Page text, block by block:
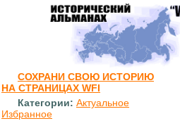
СОХРАНИ СВОЮ ИСТОРИЮ
НА СТРАНИЦАХ WFI
Категории: Актуальное
Избранное